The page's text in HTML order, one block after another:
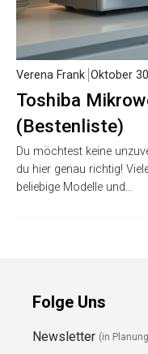
Toshiba
(Bestenliste)
Verena Frank Oktober
Du möchtest keine
du hier genau richtig!
beliebige Modelle und…
Folge Uns
Newsletter (in